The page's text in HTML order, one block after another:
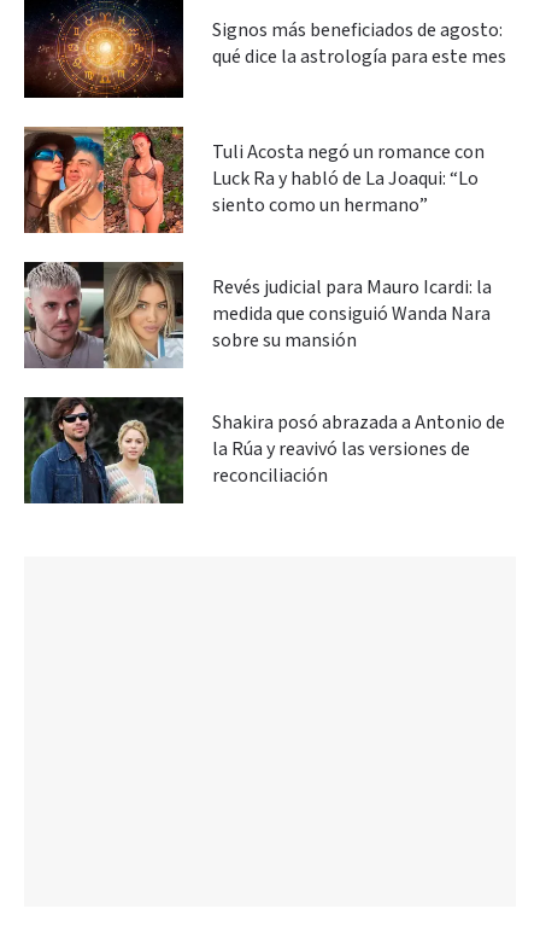
Signos más beneficiados de agosto:
qué dice la astrología para este mes
Tuli Acosta negó un romance con
Luck Ra y habló de La Joaqui: “Lo
siento como un hermano”
Revés judicial para Mauro Icardi: la
medida que consiguió Wanda Nara
sobre su mansión
Shakira posó abrazada a Antonio de
la Rúa y reavivó las versiones de
reconciliación